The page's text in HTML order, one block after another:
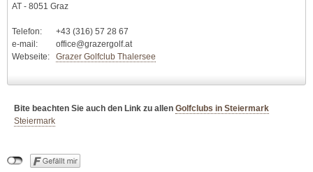
AT - 8051 Graz
Telefon:
+43 (316) 57 28 67
e-mail:
office@grazergolf.at
Webseite:
Grazer Golfclub Thalersee
Bite beachten Sie auch den Link zu allen Golfclubs in Steiermark
Steiermark